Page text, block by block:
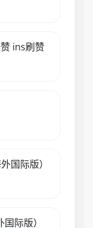
ins刷赞
国际版）
际版）